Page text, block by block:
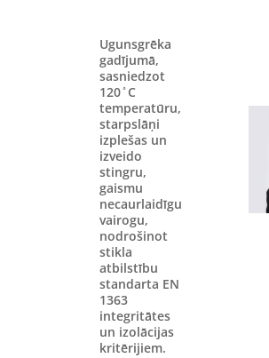
Ugunsgrēka
gadījumā,
sasniedzot
120 ̊ C
temperatūru,
starpslāņi
izplešas un
izveido
stingru,
gaismu
necaurlaidīgu
vairogu,
nodrošinot
stikla
atbilstību
standarta EN
1363
integritātes
un izolācijas
kritērijiem.